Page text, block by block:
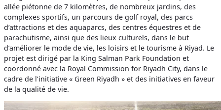
allée piétonne de 7 kilomètres, de nombreux jardins, des
complexes sportifs, un parcours de golf royal, des parcs
d’attractions et des aquaparcs, des centres équestres et de
parachutisme, ainsi que des lieux culturels, dans le but
d’améliorer le mode de vie, les loisirs et le tourisme à Riyad. Le
projet est dirigé par la King Salman Park Foundation et
coordonné avec la Royal Commission for Riyadh City, dans le
cadre de l’initiative « Green Riyadh » et des initiatives en faveur
de la qualité de vie.